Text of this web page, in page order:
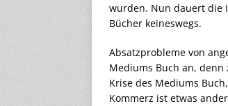
wurden. Nun dauert die
Bücher keineswegs.
Absatzprobleme von
Mediums Buch an,
Krise des Mediums
Kommerz ist etwas